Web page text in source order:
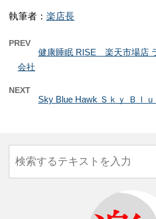
執筆者： 楽店長
PREV
健康睡眠 RISE 楽天市場店
会社
NEXT
Sky Blue Hawk Ｓｋｙ Ｂｌｕ